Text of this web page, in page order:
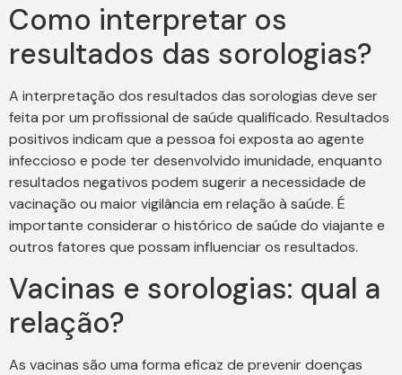
Como interpretar os
resultados das sorologias?
A interpretação dos resultados das sorologias deve ser
feita por um profissional de saúde qualificado. Resultados
positivos indicam que a pessoa foi exposta ao agente
infeccioso e pode ter desenvolvido imunidade, enquanto
resultados negativos podem sugerir a necessidade de
vacinação ou maior vigilância em relação à saúde. É
importante considerar o histórico de saúde do viajante e
outros fatores que possam influenciar os resultados.
Vacinas e sorologias: qual a
relação?
As vacinas são uma forma eficaz de prevenir doenças